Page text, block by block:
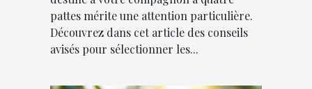
pattes mérite une attention particulière.
Découvrez dans cet article des conseils
avisés pour sélectionner les...